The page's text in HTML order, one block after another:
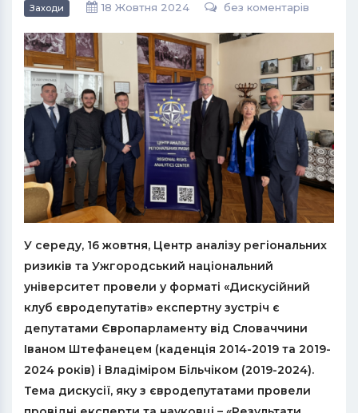
Заходи 18 Жовтня 2024 без коментарів
У середу, 16 жовтня, Центр аналізу регіональних
ризиків та Ужгородський національний
університет провели у форматі «Дискусійний
клуб євродепутатів» експертну зустріч є
депутатами Європарламенту від Словаччини
Іваном Штефанецем (каденція 2014-2019 та 2019-
2024 років) і Владіміром Більчіком (2019-2024).
Тема дискусії, яку з євродепутатами провели